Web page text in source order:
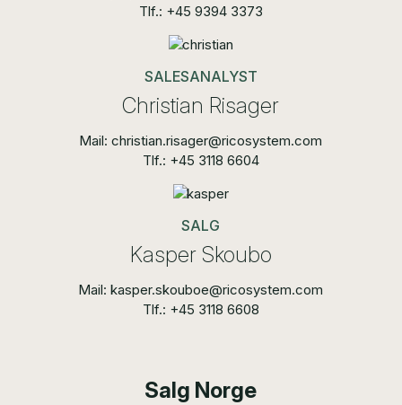
Tlf.: +45 9394 3373
SALESANALYST
Christian Risager
Mail: christian.risager@ricosystem.com
Tlf.: +45 3118 6604
SALG
Kasper Skoubo
Mail: kasper.skouboe@ricosystem.com
Tlf.: +45 3118 6608
Salg Norge